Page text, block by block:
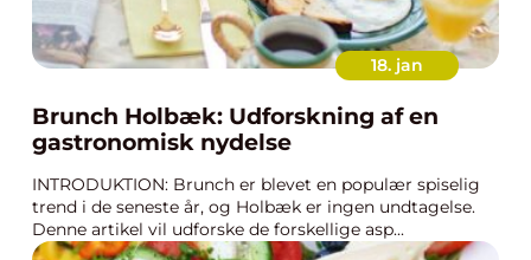
18. jan
Brunch Holbæk: Udforskning af en
gastronomisk nydelse
INTRODUKTION: Brunch er blevet en populær spiselig
trend i de seneste år, og Holbæk er ingen undtagelse.
Denne artikel vil udforske de forskellige asp...